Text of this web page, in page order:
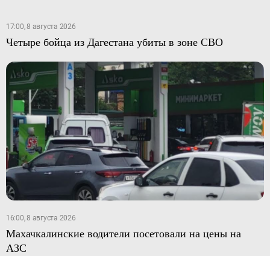
17:00, 8 августа 2026
Четыре бойца из Дагестана убиты в зоне СВО
16:00, 8 августа 2026
Махачкалинские водители посетовали на цены на
АЗС